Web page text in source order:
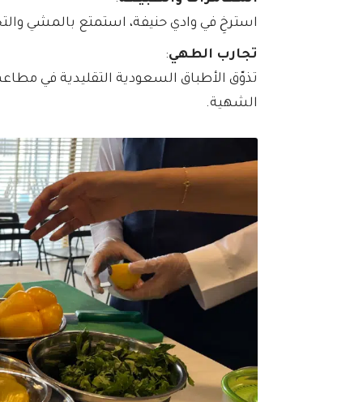
استرخِ في وادي حنيفة، استمتع بالمشي
تجارب الطهي:
تذوّق الأطباق السعودية التقليدية في
الشهية.